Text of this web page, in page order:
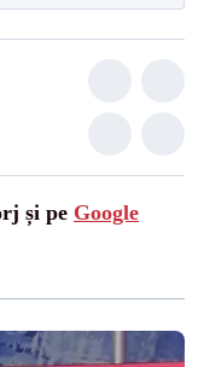
și pe Google